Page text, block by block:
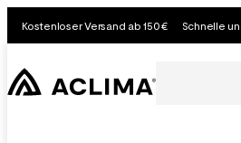
Kostenloser Versand ab 150€ Schnelle